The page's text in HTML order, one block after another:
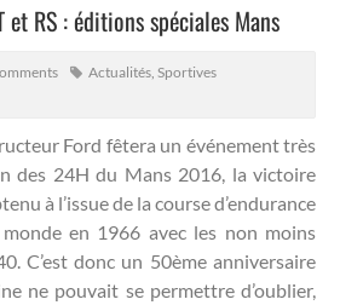
et RS : éditions spéciales Mans
Actualités Sportives
Ford fêtera un événement très
des 24H du Mans 2016, la victoire
à l’issue de la course d’endurance
en 1966 avec les non moins
C’est donc un 50ème anniversaire
ne pouvait se permettre d’oublier,